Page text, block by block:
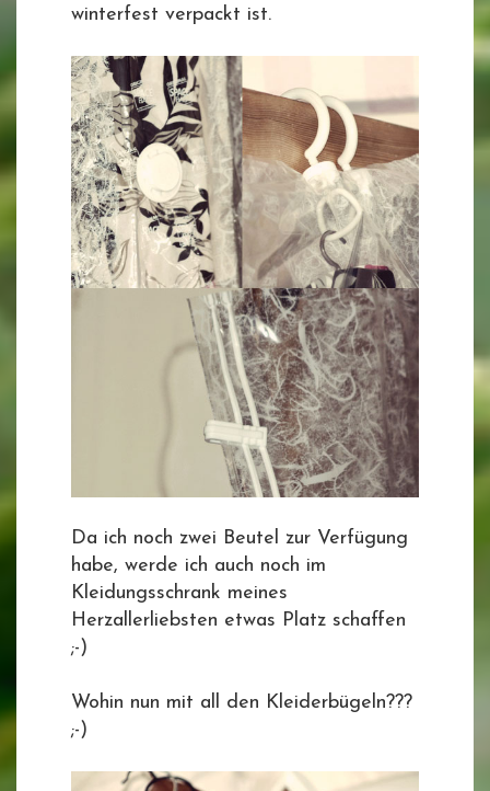
winterfest verpackt ist.
Da ich noch zwei Beutel zur Verfügung
habe, werde ich auch noch im
Kleidungsschrank meines
Herzallerliebsten etwas Platz schaffen
;-)
Wohin nun mit all den Kleiderbügeln???
;-)